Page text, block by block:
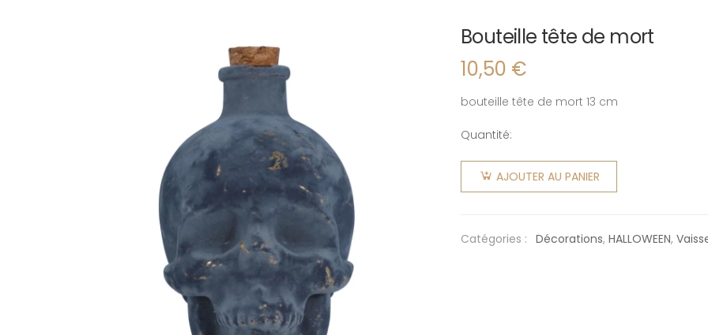
Bouteille tête de mort
10,50 €
bouteille tête de mort 13 cm
Quantité:
quantité
de
Bouteille
AJOUTER AU PANIER
Catégories : Décorations, HALLOWEEN,